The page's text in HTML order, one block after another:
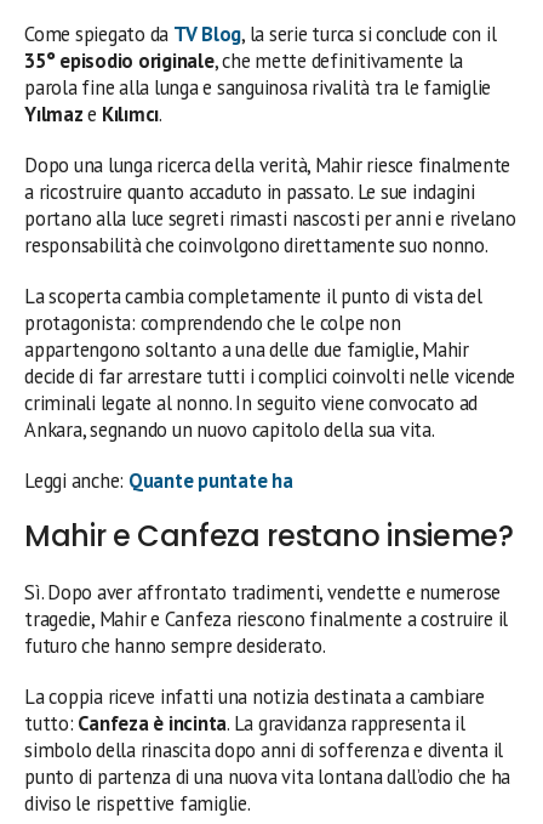
Come spiegato da TV Blog, la serie turca si conclude con il
35° episodio originale, che mette definitivamente la
parola fine alla lunga e sanguinosa rivalità tra le famiglie
Yılmaze Kılımcı.
Dopo una lunga ricerca della verità, Mahir riesce finalmente
a ricostruire quanto accaduto in passato. Le sue indagini
portano alla luce segreti rimasti nascosti per anni e rivelano
responsabilità che coinvolgono direttamente suo nonno.
La scoperta cambia completamente il punto di vista del
protagonista: comprendendo che le colpe non
appartengono soltanto a una delle due famiglie, Mahir
decide di far arrestare tutti i complici coinvolti nelle vicende
criminali legate al nonno. In seguito viene convocato ad
Ankara, segnando un nuovo capitolo della sua vita.
Leggi anche: Quante puntate ha
Mahir e Canfeza restano insieme?
Sì. Dopo aver affrontato tradimenti, vendette e numerose
tragedie, Mahir e Canfeza riescono finalmente a costruire il
futuro che hanno sempre desiderato.
La coppia riceve infatti una notizia destinata a cambiare
tutto: Canfeza è incinta. La gravidanza rappresenta il
simbolo della rinascita dopo anni di sofferenza e diventa il
punto di partenza di una nuova vita lontana dall’odio che ha
diviso le rispettive famiglie.